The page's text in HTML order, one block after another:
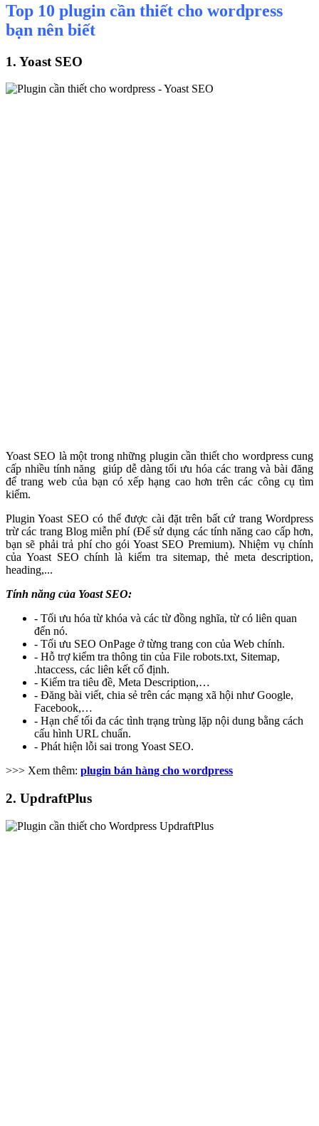
Top 10 plugin cần thiết cho wordpress
bạn nên biết
1. Yoast SEO
Yoast SEO là một trong những plugin cần thiết cho wordpress cung
cấp nhiều tính năng giúp dễ dàng tối ưu hóa các trang và bài đăng
để trang web của bạn có xếp hạng cao hơn trên các công cụ tìm
kiếm.
Plugin Yoast SEO có thể được cài đặt trên bất cứ trang Wordpress
trừ các trang Blog miễn phí (Để sử dụng các tính năng cao cấp hơn,
bạn sẽ phải trả phí cho gói Yoast SEO Premium). Nhiệm vụ chính
của Yoast SEO chính là kiểm tra sitemap, thẻ meta description,
heading,...
Tính năng của Yoast SEO:
- Tối ưu hóa từ khóa và các từ đồng nghĩa, từ có liên quan
đến nó.
- Tối ưu SEO OnPage ở từng trang con của Web chính.
- Hỗ trợ kiểm tra thông tin của File robots.txt, Sitemap,
.htaccess, các liên kết cố định.
- Kiểm tra tiêu đề, Meta Description,…
- Đăng bài viết, chia sẻ trên các mạng xã hội như Google,
Facebook,…
- Hạn chế tối đa các tình trạng trùng lặp nội dung bằng cách
cấu hình URL chuẩn.
- Phát hiện lỗi sai trong Yoast SEO.
>>> Xem thêm: plugin bán hàng cho wordpress
2. UpdraftPlus